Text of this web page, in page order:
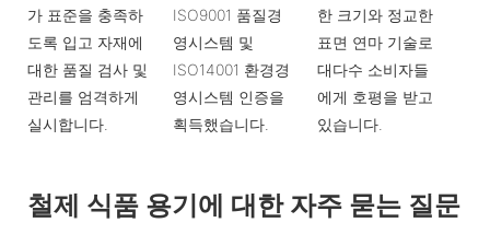
가 표준을 충족하
도록 입고 자재에
대한 품질 검사 및
관리를 엄격하게
실시합니다.
ISO9001 품질경
영시스템 및
ISO14001 환경경
영시스템 인증을
획득했습니다.
한 크기와 정교한
표면 연마 기술로
대다수 소비자들
에게 호평을 받고
있습니다.
철제 식품 용기에 대한 자주 묻는 질문